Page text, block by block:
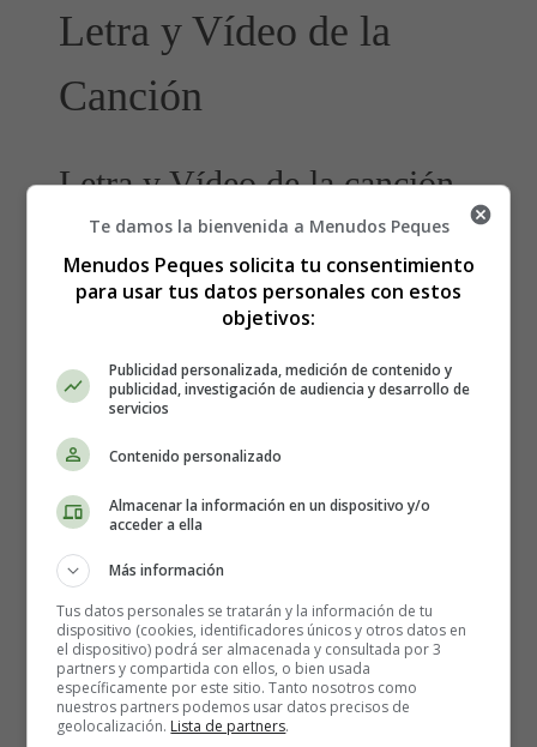
Letra y Vídeo de la
Canción
Letra y Vídeo de la canción
Miedo, de Pablo Alborán
Empiezo a notar que te tengo, empiezo asustarme de
sin embargo lo guardo en silencio, voy a dejar que pase
el tiempo.
Empiezo a creer que te quiero y empiezo a soñar con tus
sin embargo no voy a decirlo, hasta que tu sientas lo
Porque tengo miedo, miedo de quererte
Por eso dime que me quieres, o dime que ya no lo sientes
que ya no corre por tus venas el calor que siento al verte
no lo intentes sé que me mientes...
Te damos la bienvenida a Menudos Peques
Menudos Peques solicita tu consentimiento
para usar tus datos personales con estos
objetivos:
Publicidad personalizada, medición de contenido y
publicidad, investigación de audiencia y desarrollo de
servicios
Contenido personalizado
Almacenar la información en un dispositivo y/o
acceder a ella
Más información
Tus datos personales se tratarán y la información de tu
dispositivo (cookies, identificadores únicos y otros datos en
el dispositivo) podrá ser almacenada y consultada por 3
partners y compartida con ellos, o bien usada
específicamente por este sitio. Tanto nosotros como
nuestros partners podemos usar datos precisos de
geolocalización. Lista de partners.